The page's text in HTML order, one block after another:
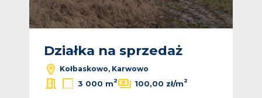
Działka na sprzedaż
Kołbaskowo, Karwowo
3 000 m2 100,00 zł/m2